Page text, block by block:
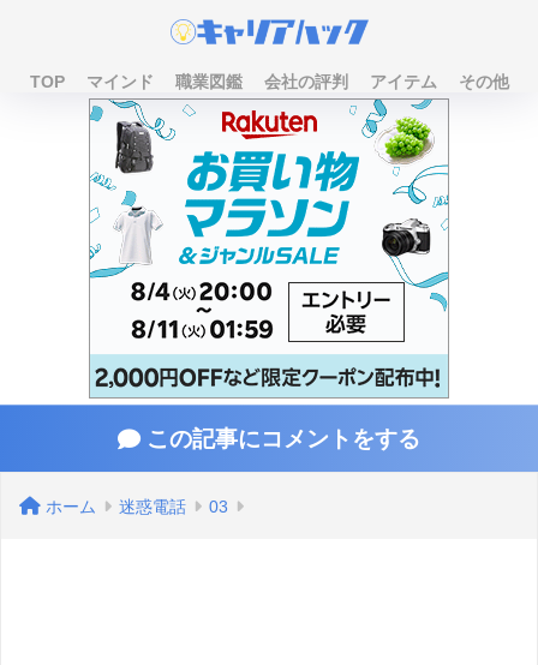
TOP マインド 職業図鑑 会社の評判 アイテム その他
この記事にコメントをする
ホーム 迷惑電話 03